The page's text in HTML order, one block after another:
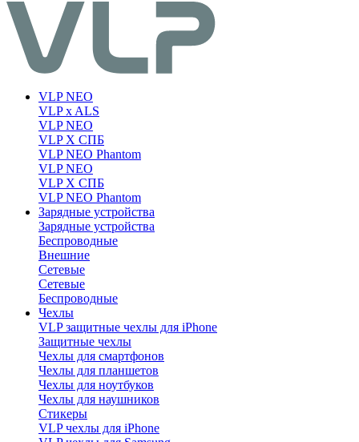
VLP NEO
VLP x ALS
VLP NEO
VLP X СПБ
VLP NEO Phantom
VLP NEO
VLP X СПБ
VLP NEO Phantom
Зарядные устройства
Зарядные устройства
Беспроводные
Внешние
Сетевые
Сетевые
Беспроводные
Чехлы
VLP защитные чехлы для iPhone
Защитные чехлы
Чехлы для смартфонов
Чехлы для планшетов
Чехлы для ноутбуков
Чехлы для наушников
Стикеры
VLP чехлы для iPhone